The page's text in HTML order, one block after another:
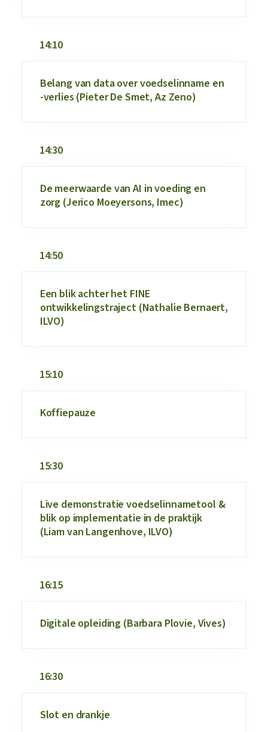
14:10
Belang van data over voedselinname en
-verlies (Pieter De Smet, Az Zeno)
14:30
De meerwaarde van AI in voeding en
zorg (Jerico Moeyersons, Imec)
14:50
Een blik achter het FINE
ontwikkelingstraject (Nathalie Bernaert,
ILVO)
15:10
Koffiepauze
15:30
Live demonstratie voedselinnametool &
blik op implementatie in de praktijk
(Liam van Langenhove, ILVO)
16:15
Digitale opleiding (Barbara Plovie, Vives)
16:30
Slot en drankje